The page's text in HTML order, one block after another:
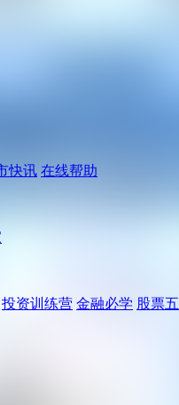
快讯 在线帮助
投资训练营 金融必学 股票